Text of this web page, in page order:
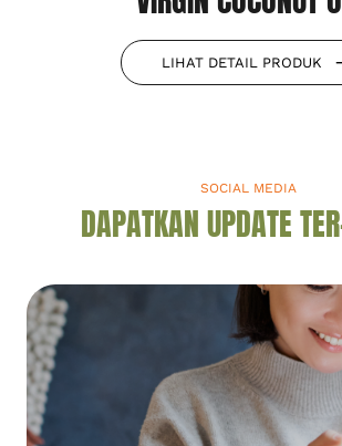
LIHAT DETAIL PRODUK
SOCIAL MEDIA
DAPATKAN UPDATE